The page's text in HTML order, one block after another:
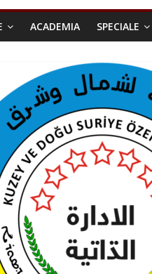
ACADEMIA SPECIALE